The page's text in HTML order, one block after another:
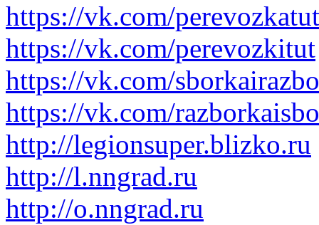
https://vk.com/perevozkatut
https://vk.com/perevozkitut
https://vk.com/
https://vk.com/
http://legionsuper.blizko.ru
http://l.nngrad.ru
http://o.nngrad.ru